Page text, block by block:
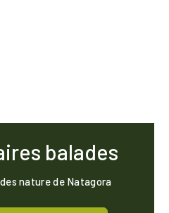
balades
nature de Natagora